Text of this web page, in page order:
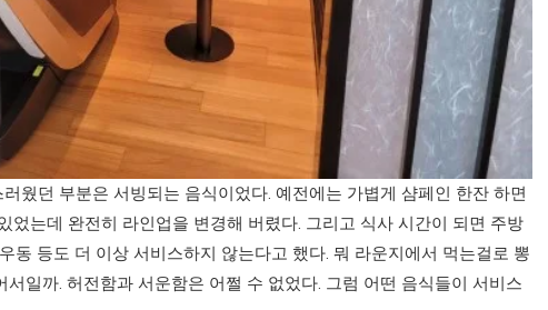
웠던 부분은 서빙되는 음식이었다. 예전에는 가볍게 샴페인 한잔 하면
었는데 완전히 라인업을 변경해 버렸다. 그리고 식사 시간이 되면 주방
동 등도 더 이상 서비스하지 않는다고 했다. 뭐 라운지에서 먹는걸로 뽕
일까. 허전함과 서운함은 어쩔 수 없었다. 그럼 어떤 음식들이 서비스